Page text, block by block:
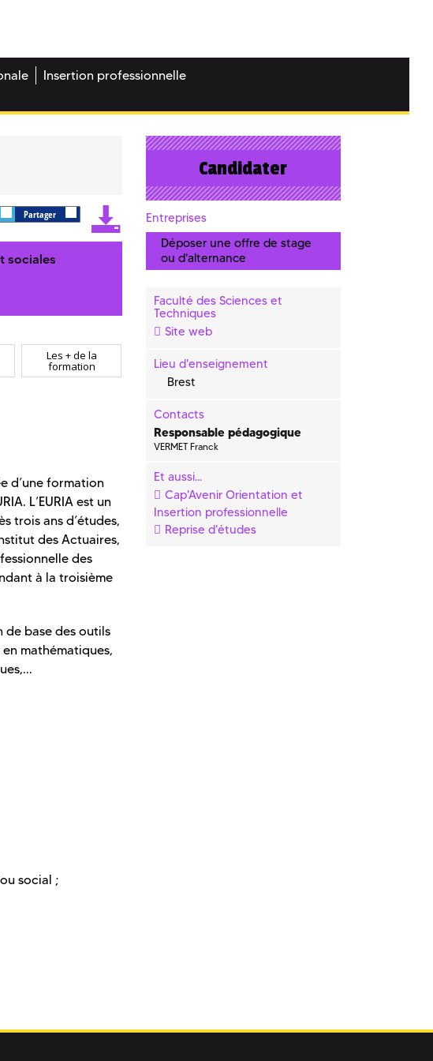
Insertion professionnelle
Partager
sociales
Les + de la
formation
d’une formation
L’EURIA est un
trois ans d’études,
des Actuaires,
des
à la troisième
de base des outils
mathématiques,
social ;
Candidater
Entreprises
Déposer une offre de stage
ou d'alternance
Faculté des Sciences et
Techniques
Site web
Lieu d'enseignement
Brest
Contacts
Responsable pédagogique
VERMET Franck
Et aussi...
Cap'Avenir Orientation et
Insertion professionnelle
Reprise d'études